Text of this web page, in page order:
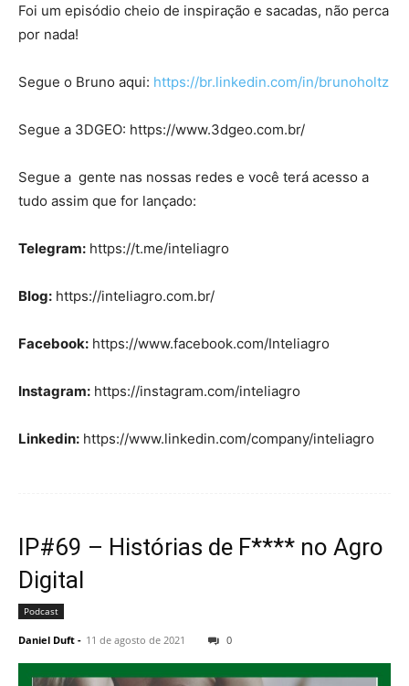
Foi um episódio cheio de inspiração e sacadas, não perca
por nada!
Segue o Bruno aqui: https://br.linkedin.com/in/brunoholtz
Segue a 3DGEO: https://www.3dgeo.com.br/
Segue a gente nas nossas redes e você terá acesso a
tudo assim que for lançado:
Telegram: https://t.me/inteliagro
Blog: https://inteliagro.com.br/
Facebook: https://www.facebook.com/Inteliagro
Instagram: https://instagram.com/inteliagro
Linkedin: https://www.linkedin.com/company/inteliagro
IP#69 – Histórias de F**** no Agro
Digital
Podcast
Daniel Duft - 11 de agosto de 2021 0